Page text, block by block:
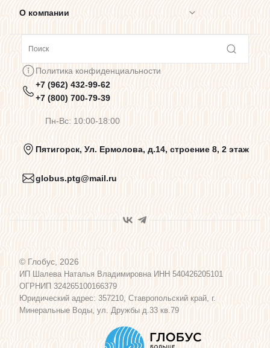
О компании
Предупреждения о цветопередаче
Политика конфиденциальности
Пользовательское соглашение
Программа лояльности
Карта сайта
Политика конфиденциальности
+7 (962) 432-99-62
+7 (800) 700-79-39
Пн-Вс: 10:00-18:00
Пятигорск, Ул. Ермолова, д.14, строение 8, 2 этаж
globus.ptg@mail.ru
© Глобус, 2026
ИП Шалева Наталья Владимировна ИНН 540426205101
ОГРНИП 324265100166379
Юридический адрес: 357210, Ставропольский край, г.
Минеральные Воды, ул. Дружбы д.33 кв.79